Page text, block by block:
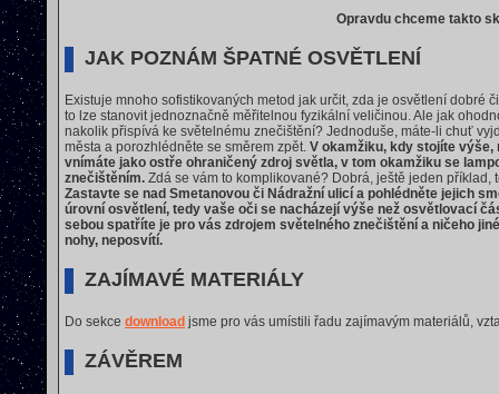
Opravdu chceme takto
JAK POZNÁM ŠPATNÉ OSVĚTLENÍ
Existuje mnoho sofistikovaných metod jak určit, zda je osvětlení dobré
to lze stanovit jednoznačně měřitelnou fyzikální veličinou. Ale jak
nakolik přispívá ke světelnému znečištění? Jednoduše, máte-li chuť
města a porozhlédněte se směrem zpět. V okamžiku, kdy stojíte
vnímáte jako ostře ohraničený zdroj světla, v tom okamžiku se
znečištěním. Zdá se vám to komplikované? Dobrá, ještě jeden příklad,
Zastavte se nad Smetanovou či Nádražní ulicí a pohlédněte jejich
úrovní osvětlení, tedy vaše oči se nacházejí výše než osvětlovací
sebou spatříte je pro vás zdrojem světelného znečištění a ničeho
nohy, neposvítí.
ZAJÍMAVÉ MATERIÁLY
Do sekce download jsme pro vás umístili řadu zajímavým materiálů,
ZÁVĚREM